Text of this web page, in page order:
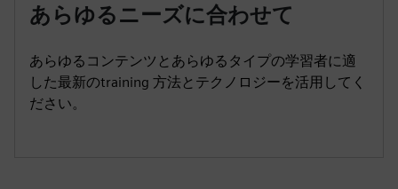
あらゆるニーズに合わせて
あらゆるコンテンツとあらゆるタイプの学習者に適
した最新のtraining 方法とテクノロジーを活用してく
ださい。